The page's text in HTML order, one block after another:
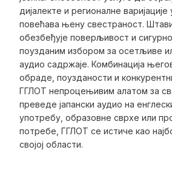
дијалекте и регионалне
повећава њену свестраност.
обезбеђује поверљивост и
поузданим избором за осетљиве
аудио садржаје. Комбинација
обраде, поузданости и
ГГЛОТ непроцењивим алатом за
преведе јапански аудио на
употребу, образовне сврхе или
потребе, ГГЛОТ се истиче као
својој области.